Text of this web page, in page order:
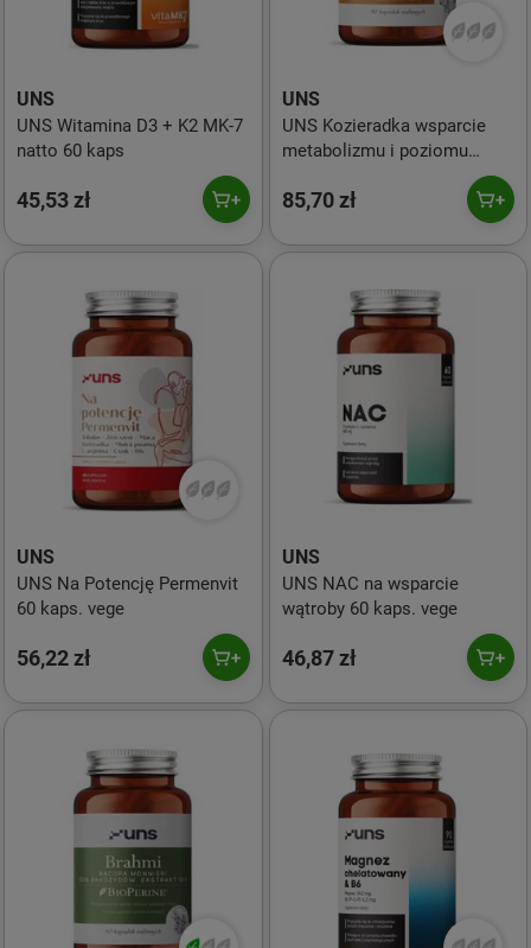
UNS
UNS Witamina D3 + K2 MK-7
natto 60 kaps
45,53 zł
UNS
UNS Kozieradka wsparcie
metabolizmu i poziomu
85,70 zł
UNS
UNS Na Potencję Permenvit
60 kaps. vege
56,22 zł
UNS
UNS NAC na wsparcie
wątroby 60 kaps. vege
46,87 zł